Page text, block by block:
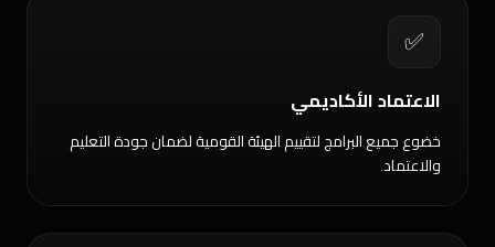
✅
الاعتماد الأكاديمي
خضوع جميع البرامج لتقييم الهيئة القومية لضمان جودة التعليم
والاعتماد.